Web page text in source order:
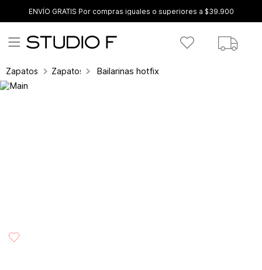
ENVÍO GRATIS Por compras iguales o superiores a $39.900
Zapatos Zapatos cerradosBailarinas hotfix